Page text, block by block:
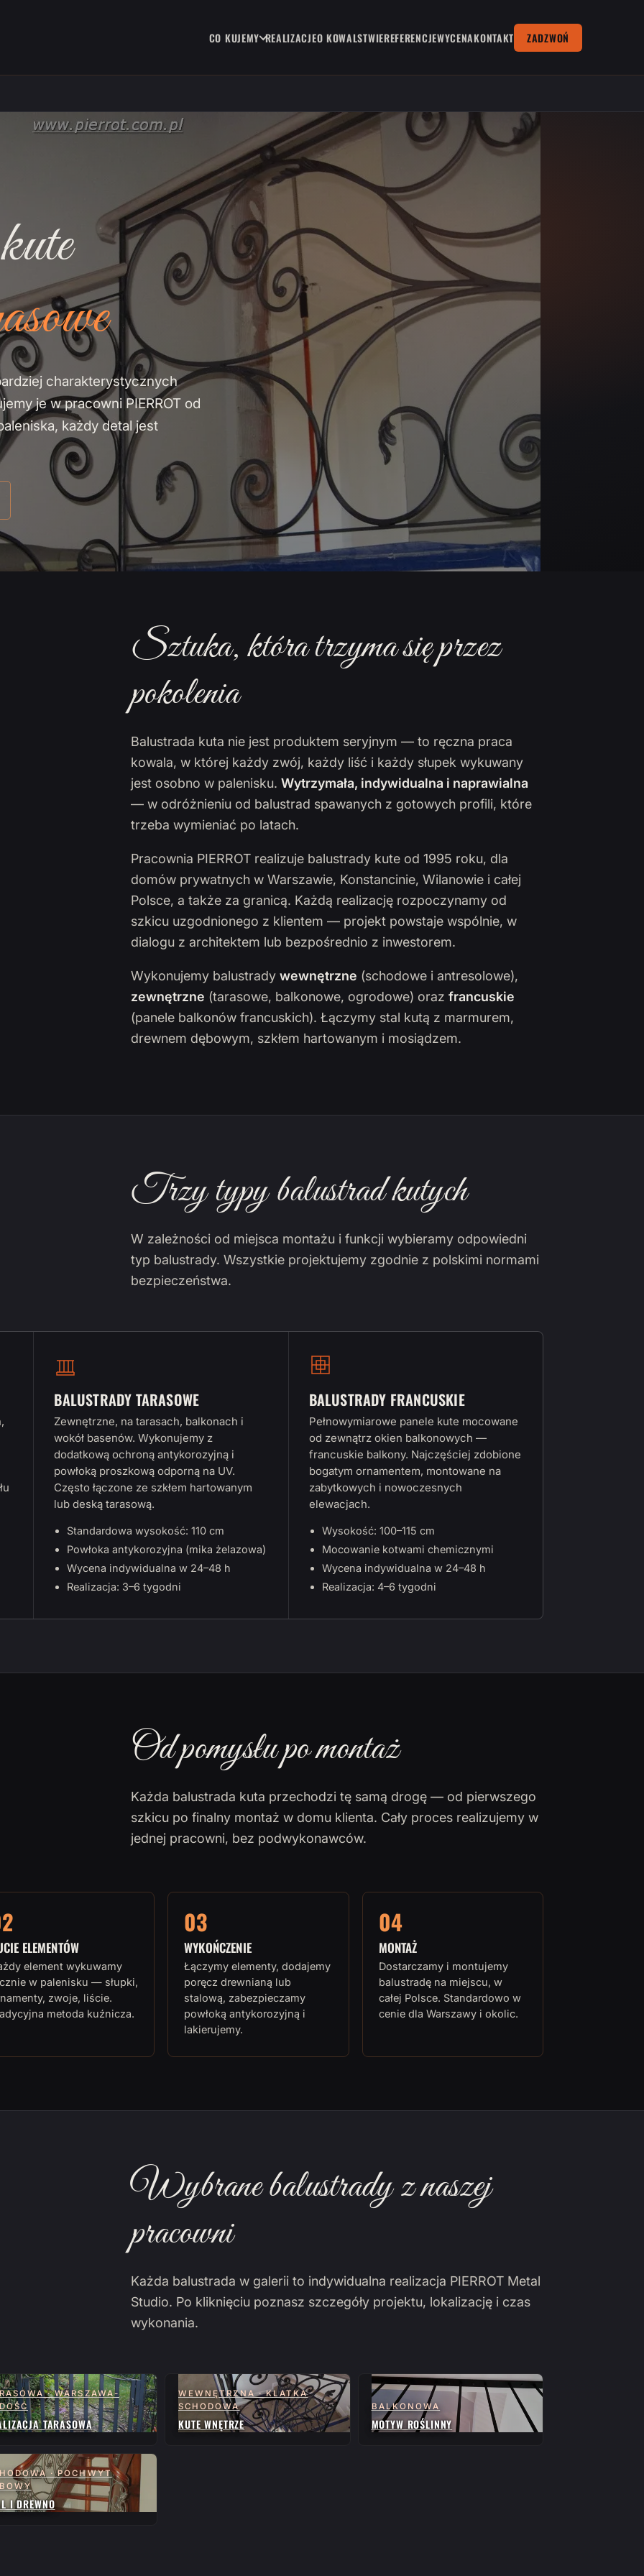
CO KUJEMY REALIZACJEO KOWALSTWIEREFERENCJEWYCENAKONTAKT ZADZWOŃ
charakterystycznych
je w pracowni PIERROT od
każdy detal jest
Sztuka, która trzyma się przez
pokolenia
Balustrada kuta nie jest produktem seryjnym — to ręczna praca
kowala, w której każdy zwój, każdy liść i każdy słupek wykuwany
jest osobno w palenisku. Wytrzymała, indywidualna i naprawialna
— w odróżnieniu od balustrad spawanych z gotowych profili, które
trzeba wymieniać po latach.
Pracownia PIERROT realizuje balustrady kute od 1995 roku, dla
domów prywatnych w Warszawie, Konstancinie, Wilanowie i całej
Polsce, a także za granicą. Każdą realizację rozpoczynamy od
szkicu uzgodnionego z klientem — projekt powstaje wspólnie, w
dialogu z architektem lub bezpośrednio z inwestorem.
Wykonujemy balustrady wewnętrzne (schodowe i antresolowe),
zewnętrzne (tarasowe, balkonowe, ogrodowe) oraz francuskie
(panele balkonów francuskich). Łączymy stal kutą z marmurem,
drewnem dębowym, szkłem hartowanym i mosiądzem.
Trzy typy balustrad kutych
W zależności od miejsca montażu i funkcji wybieramy odpowiedni
typ balustrady. Wszystkie projektujemy zgodnie z polskimi normami
bezpieczeństwa.
BALUSTRADY TARASOWE
Zewnętrzne, na tarasach, balkonach i
wokół basenów. Wykonujemy z
dodatkową ochroną antykorozyjną i
powłoką proszkową odporną na UV.
Często łączone ze szkłem hartowanym
lub deską tarasową.
Standardowa wysokość: 110 cm
Powłoka antykorozyjna (mika żelazowa)
Wycena indywidualna w 24–48 h
Realizacja: 3–6 tygodni
BALUSTRADY FRANCUSKIE
Pełnowymiarowe panele kute mocowane
od zewnątrz okien balkonowych —
francuskie balkony. Najczęściej zdobione
bogatym ornamentem, montowane na
zabytkowych i nowoczesnych
elewacjach.
Wysokość: 100–115 cm
Mocowanie kotwami chemicznymi
Wycena indywidualna w 24–48 h
Realizacja: 4–6 tygodni
Od pomysłu po montaż
Każda balustrada kuta przechodzi tę samą drogę — od pierwszego
szkicu po finalny montaż w domu klienta. Cały proces realizujemy w
jednej pracowni, bez podwykonawców.
ELEMENTÓW
element wykuwamy
w palenisku — słupki,
zwoje, liście.
metoda kuźnicza.
03
WYKOŃCZENIE
Łączymy elementy, dodajemy
poręcz drewnianą lub
stalową, zabezpieczamy
powłoką antykorozyjną i
lakierujemy.
04
MONTAŻ
Dostarczamy i montujemy
balustradę na miejscu, w
całej Polsce. Standardowo w
cenie dla Warszawy i okolic.
Wybrane balustrady z naszej
pracowni
Każda balustrada w galerii to indywidualna realizacja PIERROT Metal
Studio. Po kliknięciu poznasz szczegóły projektu, lokalizację i czas
wykonania.
· WARSZAWA-
TARASOWA
WEWNĘTRZNA · KLATKA
SCHODOWA
KUTE WNĘTRZE
BALKONOWA
MOTYW ROŚLINNY
· POCHWYT
I DREWNO